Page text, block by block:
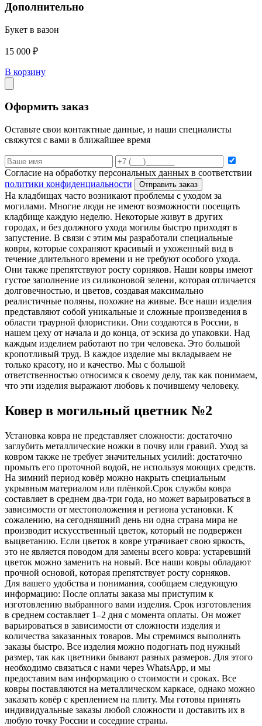
Дополнительно
Букет в вазон
15 000 ₽
В корзину
Оформить заказ
Оставьте свои контактные данные, и наши специалисты
свяжутся с вами в ближайшее время
Согласие на обработку персональных данных в соответствии
политики конфиденциальности
Отправить заказ
На кладбищах часто возникают проблемы с уходом за
могилами. Многие люди не имеют возможности посещать
кладбище каждую неделю. Некоторые живут в других
городах, и без должного ухода могилы быстро приходят в
запустение. В связи с этим мы разработали специальные
ковры, которые сохраняют красивый и ухоженный вид в
течение длительного времени и не требуют особого ухода.
Они также препятствуют росту сорняков. Наши ковры имеют
густое заполнение из силиконовой зелени, которая отличается
долговечностью, и цветов, создавая максимально
реалистичные поляны, похожие на живые. Все наши изделия
представляют собой уникальные и сложные произведения в
области траурной флористики. Они создаются в России, в
нашем цеху от начала и до конца, от эскиза до упаковки. Над
каждым изделием работают по три человека. Это большой
кропотливый труд. В каждое изделие мы вкладываем не
только красоту, но и качество. Мы с большой
ответственностью относимся к своему делу, так как понимаем,
что эти изделия выражают любовь к почившему человеку.
Ковер в могильный цветник №2
Установка ковра не представляет сложности: достаточно
заглубить металлические ножки в почву или гравий. Уход за
ковром также не требует значительных усилий: достаточно
промыть его проточной водой, не используя моющих средств.
На зимний период ковёр можно накрыть специальным
укрывным материалом или плёнкой.Срок службы ковра
составляет в среднем два-три года, но может варьироваться в
зависимости от местоположения и региона установки. К
сожалению, на сегодняшний день ни одна страна мира не
производит искусственный цветок, который не подвержен
выцветанию. Если цветок в ковре утрачивает свою яркость,
это не является поводом для замены всего ковра: устаревший
цветок можно заменить на новый. Все наши ковры обладают
прочной основой, которая препятствует росту сорняков.
Для вашего удобства и понимания, сообщаем следующую
информацию: После оплаты заказа мы приступим к
изготовлению выбранного вами изделия. Срок изготовления
в среднем составляет 1–2 дня с момента оплаты. Он может
варьироваться в зависимости от сложности изделия и
количества заказанных товаров. Мы стремимся выполнять
заказы быстро. Все изделия можно подогнать под нужный
размер, так как цветники бывают разных размеров. Для этого
необходимо связаться с нами через WhatsApp, и мы
предоставим вам информацию о стоимости и сроках. Все
ковры поставляются на металлическом каркасе, однако можно
заказать ковёр с креплением на плиту. Мы готовы принять
индивидуальные заказы любой сложности и доставить их в
любую точку России и соседние страны.